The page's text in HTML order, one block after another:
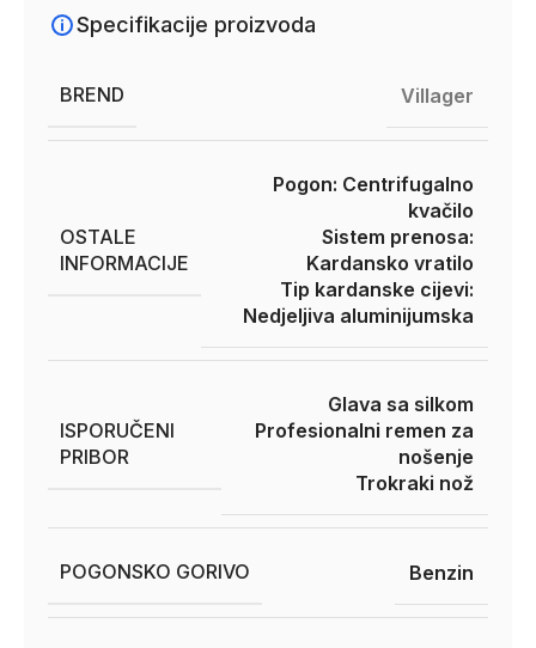
Specifikacije proizvoda
BREND Villager
OSTALE
INFORMACIJE
Pogon: Centrifugalno
kvačilo
Sistem prenosa:
Kardansko vratilo
Tip kardanske cijevi:
Nedjeljiva aluminijumska
ISPORUČENI
PRIBOR
Glava sa silkom
Profesionalni remen za
nošenje
Trokraki nož
POGONSKO GORIVO Benzin